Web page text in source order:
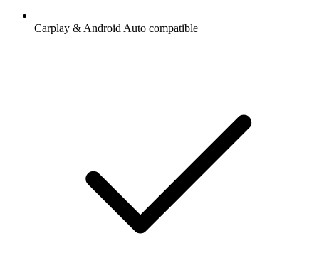
Carplay & Android Auto compatible